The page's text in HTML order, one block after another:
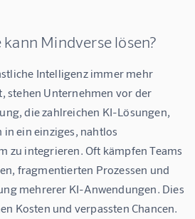
Mindverse lösen?
Intelligenz immer mehr
stehen Unternehmen vor der
die zahlreichen KI-Lösungen,
ein einziges, nahtlos
zu integrieren. Oft kämpfen Teams
fragmentierten Prozessen und
mehrerer KI-Anwendungen. Dies
Kosten und verpassten Chancen.